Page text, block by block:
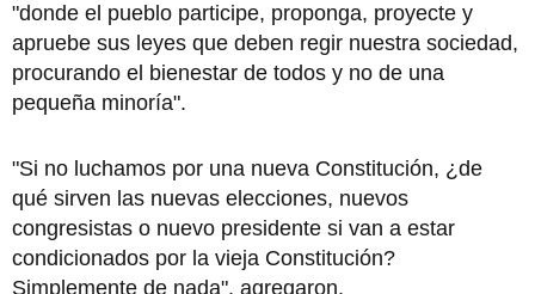
"donde el pueblo participe, proponga, proyecte y
apruebe sus leyes que deben regir nuestra sociedad,
procurando el bienestar de todos y no de una
pequeña minoría".
"Si no luchamos por una nueva Constitución, ¿de
qué sirven las nuevas elecciones, nuevos
congresistas o nuevo presidente si van a estar
condicionados por la vieja Constitución?
Simplemente de nada", agregaron.